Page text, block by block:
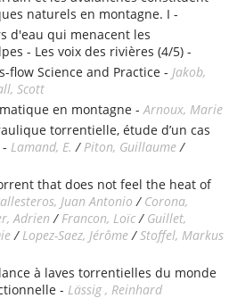
naturels en montagne. I -
d'eau qui menacent les
- Les voix des rivières (4/5) -
flow Science and Practice - Jakob,
Scott
en montagne -Arnoux, Marie
torrentielle, étude d’un cas
Lamand, E. / Piton, Guillaume/
that does not feel the heat of
Juan Antonio / Corona,
Adrien / Francon, Loïc/ Guillet,
/ Lopez-Saez, Jérôme/Stoffel, Markus
à laves torrentielles du monde
- Lässig , Reinhard